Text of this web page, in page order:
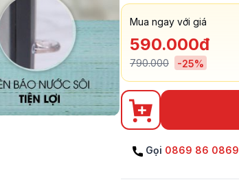
Mua ngay với giá
590.000đ
790.000 -25%
Gọi 0869 86 0869